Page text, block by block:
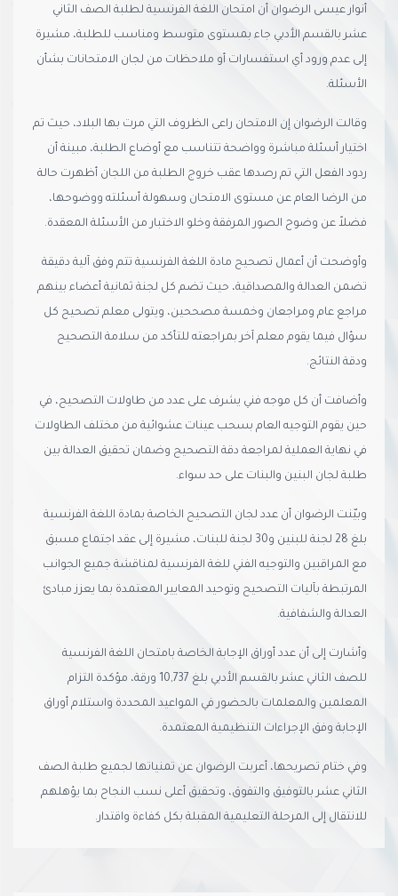
أنوار عيسى الرضوان أن امتحان اللغة الفرنسية لطلبة الصف الثاني
عشر بالقسم الأدبي جاء بمستوى متوسط ومناسب للطلبة، مشيرة
إلى عدم ورود أي استفسارات أو ملاحظات من لجان الامتحانات بشأن
الأسئلة.
وقالت الرضوان إن الامتحان راعى الظروف التي مرت بها البلاد، حيث تم
اختيار أسئلة مباشرة وواضحة تتناسب مع أوضاع الطلبة، مبينة أن
ردود الفعل التي تم رصدها عقب خروج الطلبة من اللجان أظهرت حالة
من الرضا العام عن مستوى الامتحان وسهولة أسئلته ووضوحها،
فضلاً عن وضوح الصور المرفقة وخلو الاختبار من الأسئلة المعقدة.
وأوضحت أن أعمال تصحيح مادة اللغة الفرنسية تتم وفق آلية دقيقة
تضمن العدالة والمصداقية، حيث تضم كل لجنة ثمانية أعضاء بينهم
مراجع عام ومراجعان وخمسة مصححين، ويتولى معلم تصحيح كل
سؤال فيما يقوم معلم آخر بمراجعته للتأكد من سلامة التصحيح
ودقة النتائج.
وأضافت أن كل موجه فني يشرف على عدد من طاولات التصحيح، في
حين يقوم التوجيه العام بسحب عينات عشوائية من مختلف الطاولات
في نهاية العملية لمراجعة دقة التصحيح وضمان تحقيق العدالة بين
طلبة لجان البنين والبنات على حد سواء.
وبيّنت الرضوان أن عدد لجان التصحيح الخاصة بمادة اللغة الفرنسية
بلغ 28 لجنة للبنين و30 لجنة للبنات، مشيرة إلى عقد اجتماع مسبق
مع المراقبين والتوجيه الفني للغة الفرنسية لمناقشة جميع الجوانب
المرتبطة بآليات التصحيح وتوحيد المعايير المعتمدة بما يعزز مبادئ
العدالة والشفافية.
وأشارت إلى أن عدد أوراق الإجابة الخاصة بامتحان اللغة الفرنسية
للصف الثاني عشر بالقسم الأدبي بلغ 10,737 ورقة، مؤكدة التزام
المعلمين والمعلمات بالحضور في المواعيد المحددة واستلام أوراق
الإجابة وفق الإجراءات التنظيمية المعتمدة.
وفي ختام تصريحها، أعربت الرضوان عن تمنياتها لجميع طلبة الصف
الثاني عشر بالتوفيق والتفوق، وتحقيق أعلى نسب النجاح بما يؤهلهم
للانتقال إلى المرحلة التعليمية المقبلة بكل كفاءة واقتدار.